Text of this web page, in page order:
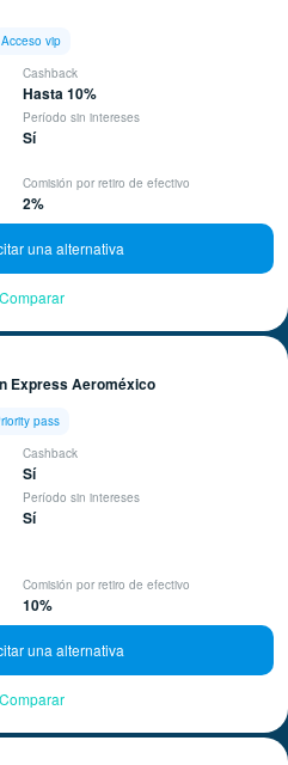
Acceso vip
Cashback
Hasta 10%
Período sin intereses
Sí
Comisión por retiro de efectivo
2%
una alternativa
Comparar
Express Aeroméxico
pass
Cashback
Sí
Período sin intereses
Sí
Comisión por retiro de efectivo
10%
una alternativa
Comparar